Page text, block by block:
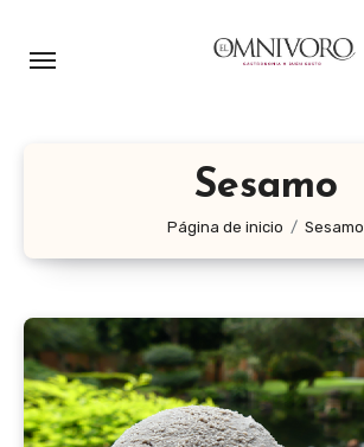
Sesamo
Página de inicio Sesamo